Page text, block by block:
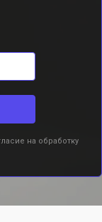
на обработку